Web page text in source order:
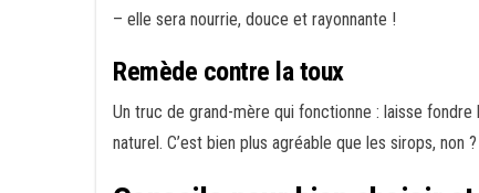
– elle sera nourrie, douce et rayonnante !
Remède contre la toux
Un truc de grand-mère qui fonctionne : laisse
naturel. C’est bien plus agréable que les sirops, non ?